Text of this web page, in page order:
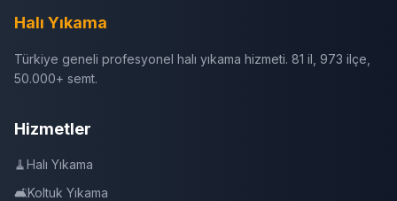
Halı Yıkama
Türkiye geneli profesyonel halı yıkama hizmeti. 81 il, 973 ilçe,
50.000+ semt.
Hizmetler
🧹Halı Yıkama
🛋️Koltuk Yıkama